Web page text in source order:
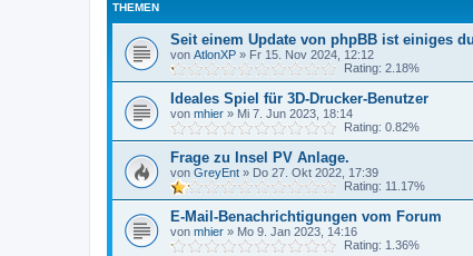
THEMEN
Seit einem Update von phpBB ist einiges
von AtlonXP » Fr 15. Nov 2024, 12:12
Rating: 2.18%
Ideales Spiel für 3D-Drucker-Benutzer
von mhier » Mi 7. Jun 2023, 18:14
Rating: 0.82%
Frage zu Insel PV Anlage.
von GreyEnt » Do 27. Okt 2022, 17:39
Rating: 11.17%
E-Mail-Benachrichtigungen vom Forum
von mhier » Mo 9. Jan 2023, 14:16
Rating: 1.36%